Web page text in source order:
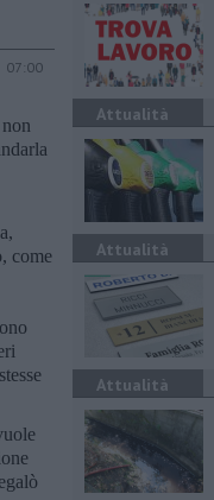
07:00
come
Attualità
Attualità
Attualità